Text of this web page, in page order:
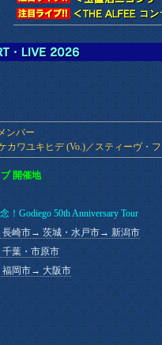
ンバー
カワユキヒデ (Vo.)／スティーヴ・
開催地
Godiego 50th Anniversary Tour
崎市→ 茨城・水戸市→ 新潟市
葉・市原市
岡市→ 大阪市